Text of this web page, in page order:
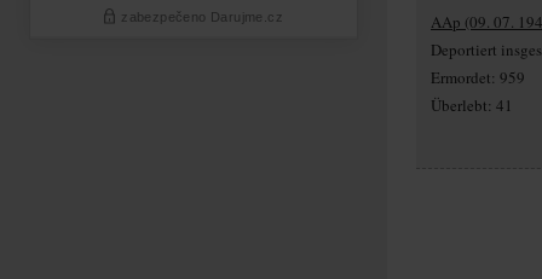
AAp (09. 07.
Deportiert
Ermordet: 959
Überlebt: 41